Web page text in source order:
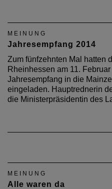
MEINUNG
Jahresempfang 2014
Zum fünfzehnten Mal hatten
Rheinhessen am 11.
Jahresempfang in die
eingeladen. Hauptrednerin
die Ministerpräsidentin des
MEINUNG
Alle waren da